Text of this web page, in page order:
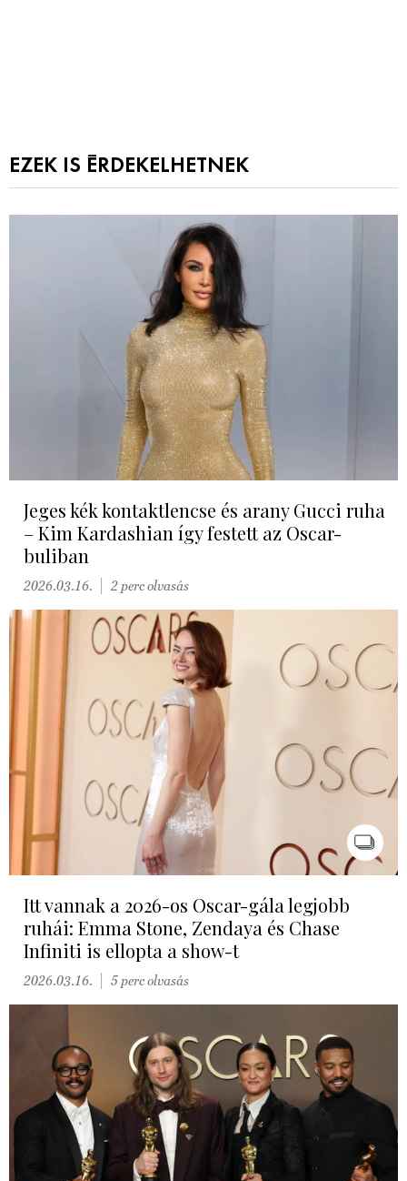
EZEK IS ÉRDEKELHETNEK
Jeges kék kontaktlencse és arany Gucci ruha
– Kim Kardashian így festett az Oscar-
buliban
2026.03.16. 2 perc olvasás
Itt vannak a 2026-os Oscar-gála legjobb
ruhái: Emma Stone, Zendaya és Chase
Infiniti is ellopta a show-t
2026.03.16. 5 perc olvasás